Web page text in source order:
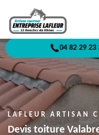
04 82 29 23
LAFLEUR ARTISAN
Devis toiture